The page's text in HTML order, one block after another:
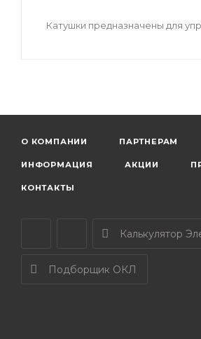
Катушки предназначены для
О КОМПАНИИ ПАРТНЕРАМ
ИНФОРМАЦИЯ АКЦИИ
КОНТАКТЫ
Калькулятор
Подборщик ОКЛ